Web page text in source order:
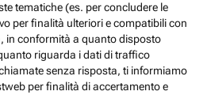
tematiche (es. per concludere le
per finalità ulteriori e compatibili con
in conformità a quanto disposto
riguarda i dati di traffico
senza risposta, ti informiamo
per finalità di accertamento e